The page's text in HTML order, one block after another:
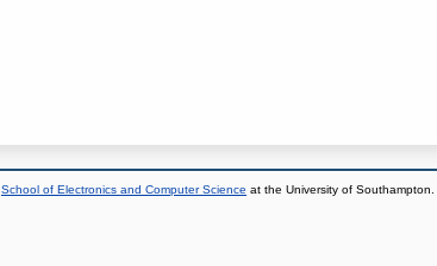
School of Electronics and Computer Science at the University of Southampton.